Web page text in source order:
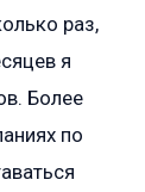
раз,
я
Более
по